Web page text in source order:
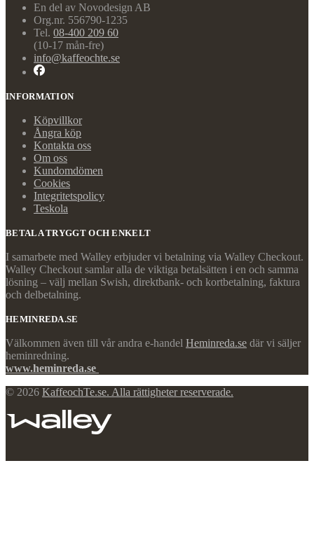
En del av Novodesign AB
Org.nr. 556790-1235
Tel. 08-400 209 60
(10-17 mån-fre)
info@kaffeochte.se
INFORMATION
Köpvillkor
Ångra köp
Kontakta oss
Om oss
Kundomdömen
Cookies
Integritetspolicy
Teskola
BETALA TRYGGT OCH ENKELT
I samarbete med Walley erbjuder vi betalning via Walley Checkout.
Walley Checkout samlar alla de viktiga betalsätten i en och samma
lösning – välj mellan Swish, direktbank- och kortbetalning, faktura
och delbetalning.
HEMINREDA.SE
Välkommen även till vår andra e-handel Heminreda.se där vi säljer
heminredning.
www.heminreda.se
© 2026 KaffeochTe.se. Alla rättigheter reserverade.